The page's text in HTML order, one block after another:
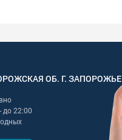
ОБ. Г. ЗАПОРОЖЬЕ
- до22:00